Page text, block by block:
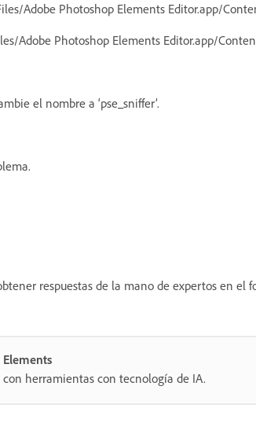
Adobe Photoshop Elements Editor.app/
Adobe Photoshop Elements Editor.app/
el nombre a ‘pse_sniffer’.
respuestas de la mano de expertos en el
herramientas con tecnología de IA.